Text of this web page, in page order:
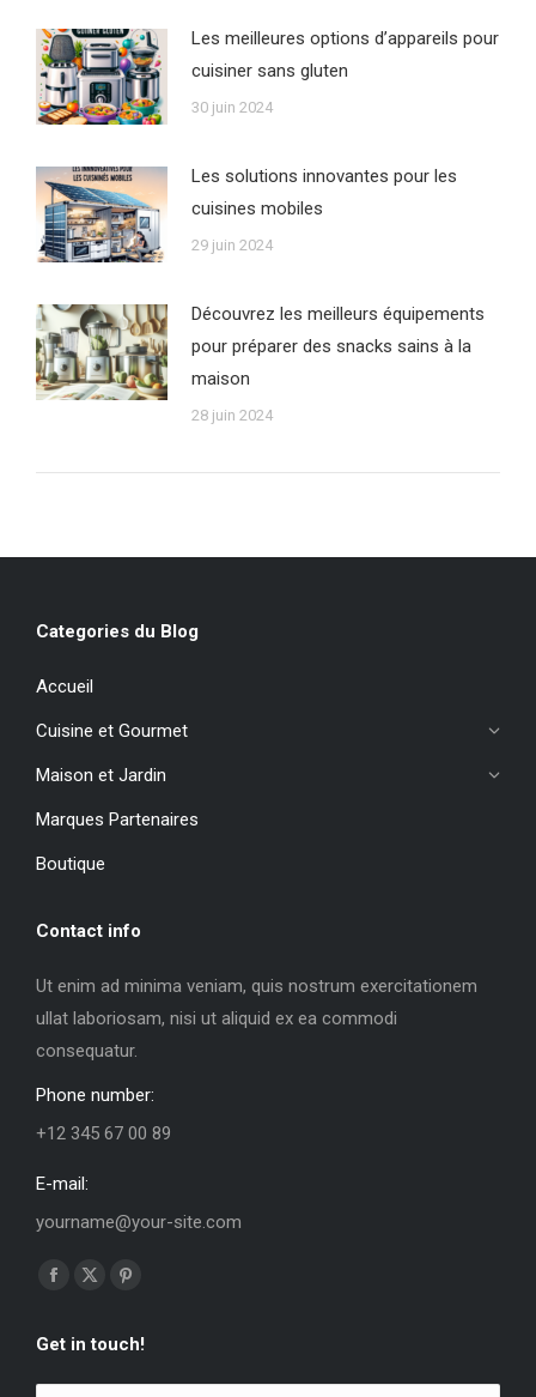
Les meilleures options d’appareils pour
cuisiner sans gluten
30 juin 2024
Les solutions innovantes pour les
cuisines mobiles
29 juin 2024
Découvrez les meilleurs équipements
pour préparer des snacks sains à la
maison
28 juin 2024
Categories du Blog
Accueil
Cuisine et Gourmet
Maison et Jardin
Marques Partenaires
Boutique
Contact info
Ut enim ad minima veniam, quis nostrum exercitationem
ullat laboriosam, nisi ut aliquid ex ea commodi
consequatur.
Phone number:
+12 345 67 00 89
E-mail:
yourname@your-site.com
Trouvez nous sur :
La
Facebook
s'ouvre
La
X
s'ouvre
La
Pinterest
s'ouvre
Get in touch!